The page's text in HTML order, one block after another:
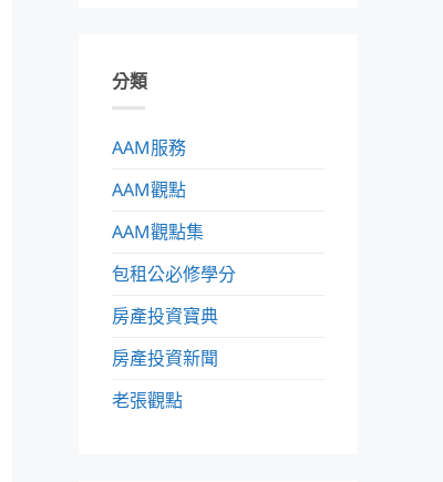
分類
AAM服務
AAM觀點
AAM觀點集
包租公必修學分
房產投資寶典
房產投資新聞
老張觀點